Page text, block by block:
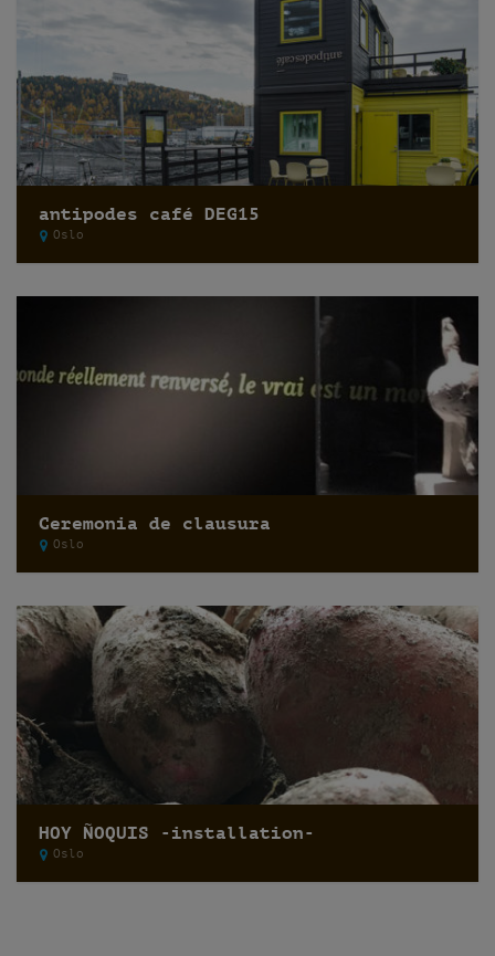
antipodes café DEG15
Oslo
Ceremonia de clausura
Oslo
HOY ÑOQUIS -installation-
Oslo